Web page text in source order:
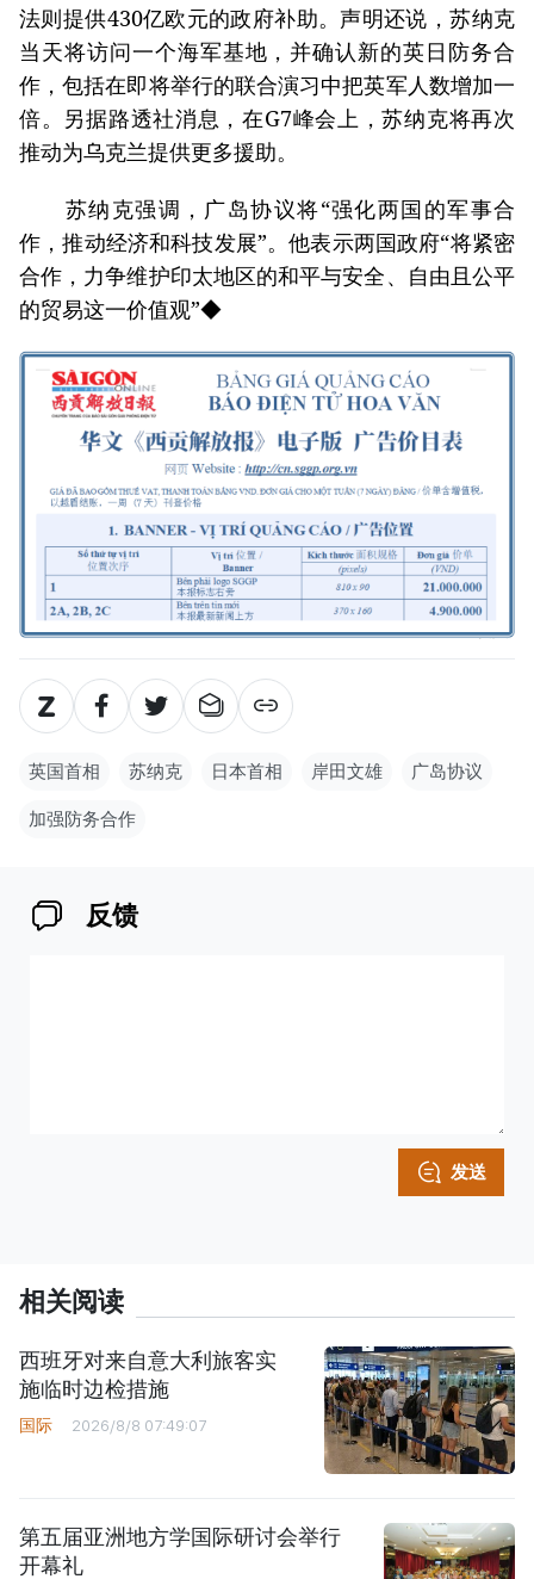
法则提供430亿欧元的政府补助。声明还说，苏纳克
当天将访问一个海军基地，并确认新的英日防务合
作，包括在即将举行的联合演习中把英军人数增加一
倍。另据路透社消息，在G7峰会上，苏纳克将再次
推动为乌克兰提供更多援助。
苏纳克强调，广岛协议将“强化两国的军事合
作，推动经济和科技发展”。他表示两国政府“将紧密
合作，力争维护印太地区的和平与安全、自由且公平
的贸易这一价值观”◆
英国首相 苏纳克 日本首相 岸田文雄 广岛协议
加强防务合作
反馈
发送
相关阅读
西班牙对来自意大利旅客实
施临时边检措施
国际 2026/8/8 07:49:07
第五届亚洲地方学国际研讨会举行
开幕礼